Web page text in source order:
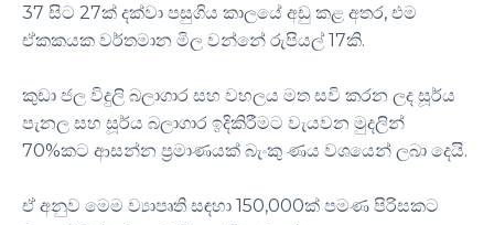
37 සිට 27ක් දක්වා පසුගිය කාලයේ අඩු කළ අතර, එම
ඒකකයක වර්තමාන මිල වන්නේ රුපියල් 17කි.
කුඩා ජල විදුලි බලාගාර සහ වහලය මත සවි කරන ලද සූර්ය
පැනල සහ සූර්ය බලාගාර ඉදිකිරීමට වැයවන මුදලින්
70%කට ආසන්න ප්‍රමාණයක් බැංකු ණය වශයෙන් ලබා දෙයි.
ඒ අනුව මෙම ව්‍යාපෘති සඳහා 150,000ක් පමණ පිරිසකට